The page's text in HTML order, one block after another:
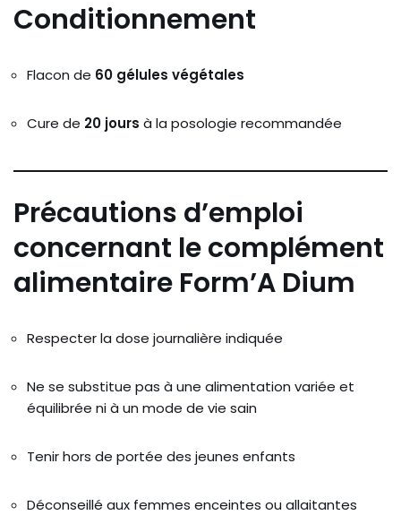
Conditionnement
Flacon de 60 gélules végétales
Cure de 20 jours à la posologie recommandée
Précautions d’emploi
concernant le complément
alimentaire Form’A Dium
Respecter la dose journalière indiquée
Ne se substitue pas à une alimentation variée et
équilibrée ni à un mode de vie sain
Tenir hors de portée des jeunes enfants
Déconseillé aux femmes enceintes ou allaitantes